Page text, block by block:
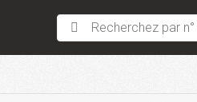
Recherchez par